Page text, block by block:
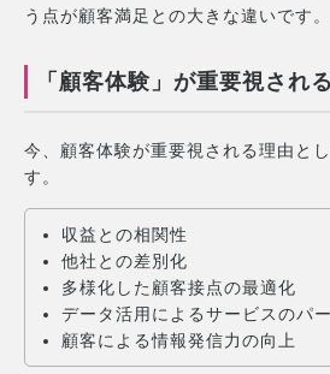
う点が顧客満足との大きな違いです。
「顧客体験」が重要視され
今、顧客体験が重要視される理由と
す。
収益との相関性
他社との差別化
多様化した顧客接点の最適化
データ活用によるサービスのパ
顧客による情報発信力の向上